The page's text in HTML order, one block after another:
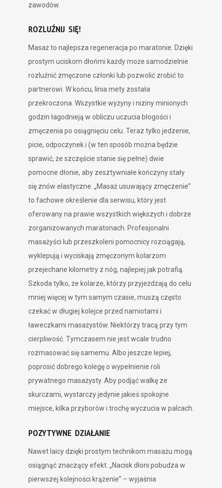
zawodów.
ROZLUŹNIJ SIĘ!
Masaż to najlepsza regeneracja po maratonie. Dzięki
prostym uciskom dłońmi każdy może samodzielnie
rozluźnić zmęczone członki lub pozwolić zrobić to
partnerowi. W końcu, linia mety została
przekroczona. Wszystkie wyżyny i niziny minionych
godzin łagodnieją w obliczu uczucia błogości i
zmęczenia po osiągnięciu celu. Teraz tylko jedzenie,
picie, odpoczynek i (w ten sposób można będzie
sprawić, że szczęście stanie się pełne) dwie
pomocne dłonie, aby zesztywniałe kończyny stały
się znów elastyczne. „Masaż usuwający zmęczenie”
to fachowe określenie dla serwisu, który jest
oferowany na prawie wszystkich większych i dobrze
zorganizowanych maratonach. Profesjonalni
masażyści lub przeszkoleni pomocnicy rozciągają,
wyklepują i wyciskają zmęczonym kolarzom
przejechane kilometry z nóg, najlepiej jak potrafią.
Szkoda tylko, że kolarze, którzy przyjeżdżają do celu
mniej więcej w tym samym czasie, muszą często
czekać w długiej kolejce przed namiotami i
ławeczkami masażystów. Niektórzy tracą przy tym
cierpliwość. Tymczasem nie jest wcale trudno
rozmasować się samemu. Albo jeszcze lepiej,
poprosić dobrego kolegę o wypełnienie roli
prywatnego masażysty. Aby podjąć walkę ze
skurczami, wystarczy jedynie jakieś spokojne
miejsce, kilka przyborów i trochę wyczucia w palcach.
POZYTYWNE DZIAŁANIE
Nawet laicy dzięki prostym technikom masażu mogą
osiągnąć znaczący efekt. „Nacisk dłoni pobudza w
pierwszej kolejności krążenie” – wyjaśnia